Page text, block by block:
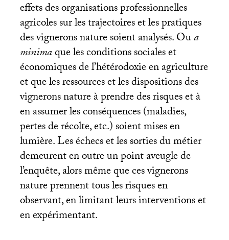
effets des organisations professionnelles
agricoles sur les trajectoires et les pratiques
des vignerons nature soient analysés. Oua
minimaque les conditions sociales et
économiques de l’hétérodoxie en agriculture
et que les ressources et les dispositions des
vignerons nature à prendre des risques et à
en assumer les conséquences (maladies,
pertes de récolte, etc.) soient mises en
lumière. Les échecs et les sorties du métier
demeurent en outre un point aveugle de
l’enquête, alors même que ces vignerons
nature prennent tous les risques en
observant, en limitant leurs interventions et
en expérimentant.